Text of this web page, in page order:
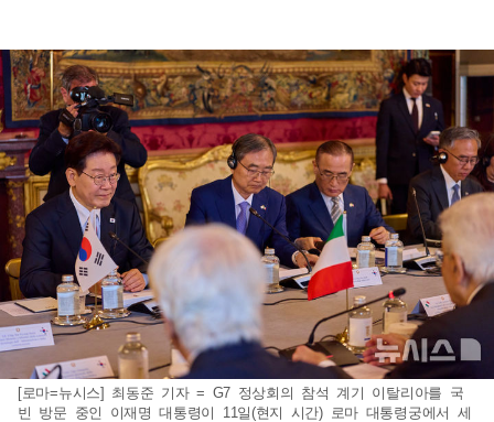
[로마=뉴시스] 최동준 기자 = G7 정상회의 참석 계기 이탈리아를 국
빈 방문 중인 이재명 대통령이 11일(현지 시간) 로마 대통령궁에서 세